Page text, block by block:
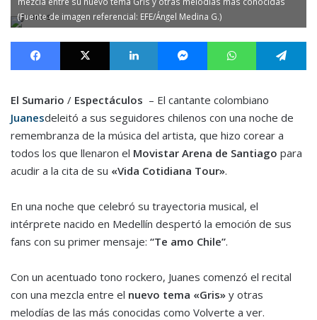
(Fuente de imagen referencial: EFE/Ángel Medina G.)
Facebook X LinkedIn MessengerWhatsApp
El Sumario / Espectáculos – El cantante colombiano
Juanesdeleitó a sus seguidores chilenos con una noche de
remembranza de la música del artista, que hizo corear a
todos los que llenaron el Movistar Arena de Santiago para
acudir a la cita de su «Vida Cotidiana Tour».
En una noche que celebró su trayectoria musical, el
intérprete nacido en Medellín despertó la emoción de sus
fans con su primer mensaje: “Te amo Chile”.
Con un acentuado tono rockero, Juanes comenzó el recital
con una mezcla entre el nuevo tema «Gris» y otras
melodías de las más conocidas como Volverte a ver.